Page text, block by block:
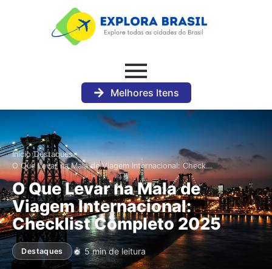
Melhores Itens
Início›Destaques›
O Que Levar na Mala de Viagem Internacional: Check…
O Que Levar na Mala de
Viagem Internacional:
Checklist Completo 2025
Destaques 5 min de leitura